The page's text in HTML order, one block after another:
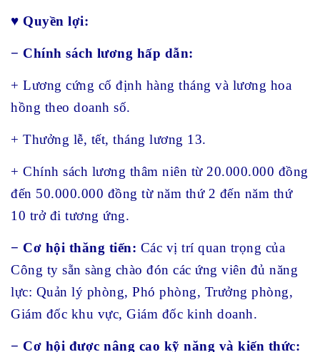
♥ Quyền lợi:
− Chính sách lương hấp dẫn:
+ Lương cứng cố định hàng tháng và lương hoa
hồng theo doanh số.
+ Thưởng lễ, tết, tháng lương 13.
+ Chính sách lương thâm niên từ 20.000.000 đồng
đến 50.000.000 đồng từ năm thứ 2 đến năm thứ
10 trở đi tương ứng.
− Cơ hội thăng tiến: Các vị trí quan trọng của
Công ty sẵn sàng chào đón các ứng viên đủ năng
lực: Quản lý phòng, Phó phòng, Trưởng phòng,
Giám đốc khu vực, Giám đốc kinh doanh.
− Cơ hội được nâng cao kỹ năng và kiến thức: